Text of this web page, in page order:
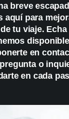
breve
aquí para
tu viaje.
en
o
en cada